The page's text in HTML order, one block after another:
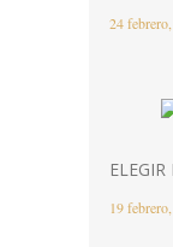
24
19